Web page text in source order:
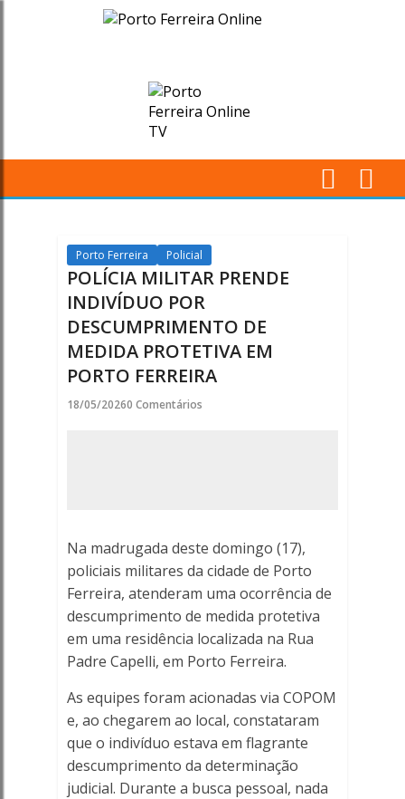
POLÍCIA
PRENDE
INDIVÍDUO
DE
MEDIDA
PROTETIVA
EM
PORTO
Porto
Ferreira
Online
-
Porto
Ferreira
Online
Porto Ferreira Policial
POLÍCIA MILITAR PRENDE
INDIVÍDUO POR
DESCUMPRIMENTO DE
MEDIDA PROTETIVA EM
PORTO FERREIRA
18/05/20260 Comentários
Na madrugada deste domingo (17),
policiais militares da cidade de Porto
Ferreira, atenderam uma ocorrência de
descumprimento de medida protetiva
em uma residência localizada na Rua
Padre Capelli, em Porto Ferreira.
As equipes foram acionadas via COPOM
e, ao chegarem ao local, constataram
que o indivíduo estava em flagrante
descumprimento da determinação
judicial. Durante a busca pessoal, nada